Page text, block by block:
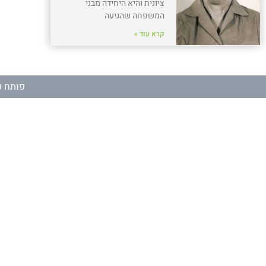
ציונית והיא היחידה מבני
המשפחה שהגיעה
קרא עוד »
פותח